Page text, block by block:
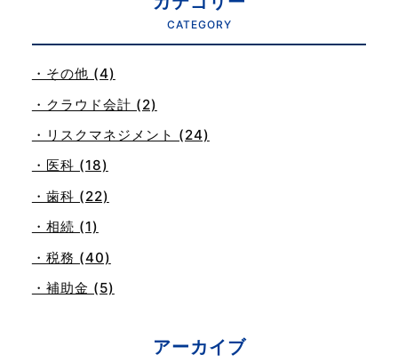
CATEGORY
・その他 (4)
・クラウド会計 (2)
・リスクマネジメント (24)
・医科 (18)
・歯科 (22)
・相続 (1)
・税務 (40)
・補助金 (5)
アーカイブ